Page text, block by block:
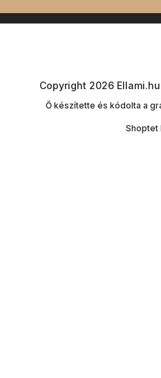
Shoptet
Copyright 2026 Ellami.hu
Ő készítette és kódolta a